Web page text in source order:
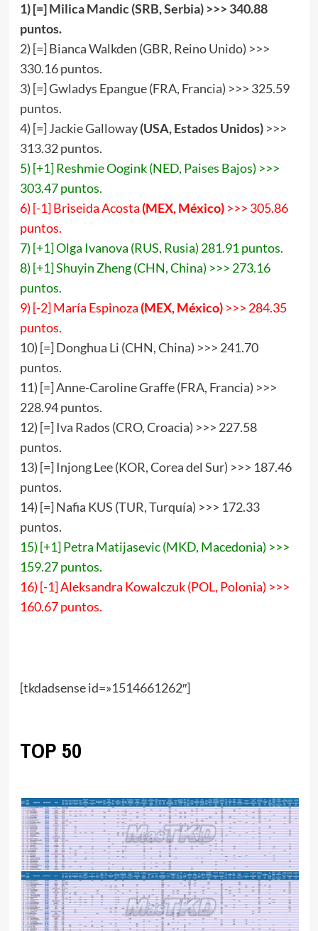
1) [=] Milica Mandic (SRB, Serbia) >>> 340.88
puntos.
2) [=] Bianca Walkden (GBR, Reino Unido) >>>
330.16 puntos.
3) [=] Gwladys Epangue (FRA, Francia) >>> 325.59
puntos.
4) [=] Jackie Galloway(USA, Estados Unidos)>>>
313.32 puntos.
5) [+1] Reshmie Oogink (NED, Paises Bajos) >>>
303.47 puntos.
6) [-1] Briseida Acosta (MEX, México)>>> 305.86
puntos.
7) [+1] Olga Ivanova (RUS, Rusia) 281.91 puntos.
8) [+1] Shuyin Zheng (CHN, China) >>> 273.16
puntos.
9) [-2] María Espinoza (MEX, México)>>> 284.35
puntos.
10) [=] Donghua Li (CHN, China) >>> 241.70
puntos.
11) [=] Anne-Caroline Graffe (FRA, Francia) >>>
228.94 puntos.
12) [=] Iva Rados (CRO, Croacia) >>> 227.58
puntos.
13) [=] Injong Lee (KOR, Corea del Sur) >>> 187.46
puntos.
14) [=] Nafia KUS (TUR, Turquía) >>> 172.33
puntos.
15) [+1] Petra Matijasevic (MKD, Macedonia) >>>
159.27 puntos.
16) [-1] Aleksandra Kowalczuk (POL, Polonia) >>>
160.67 puntos.
[tkdadsense id=»1514661262″]
TOP 50